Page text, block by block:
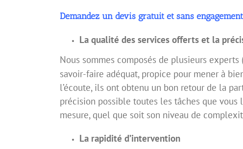
Demandez un devis gratuit et sans
La qualité des services offerts et la
Nous sommes composés de plusieurs experts
savoir-faire adéquat, propice pour mener à
l’écoute, ils ont obtenu un bon retour de la
précision possible toutes les tâches que
mesure, quel que soit son niveau de
La rapidité d’intervention